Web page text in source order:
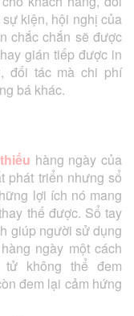
kiện, hội nghị của
chắc chắn sẽ được
gián tiếp được in
đối tác mà chi phí
bá khác.
hàng ngày của
phát triển nhưng sổ
lợi ích nó mang
thế được. Sổ tay
giúp người sử dụng
ngày một cách
không thể đem
đem lại cảm hứng